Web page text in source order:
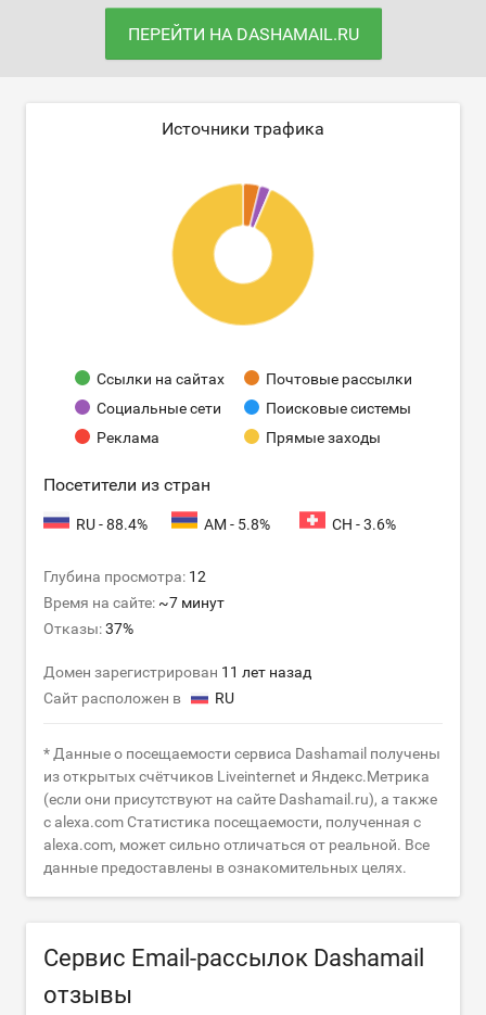
ПЕРЕЙТИ НА DASHAMAIL.RU
Источники трафика
Ссылки на сайтах
Почтовые рассылки
Социальные сети
Поисковые системы
Реклама
Прямые заходы
Посетители из стран
RU - 88.4% AM - 5.8% CH - 3.6%
Глубина просмотра: 12
Время на сайте: ~7 минут
Отказы:37%
Домен зарегистрирован 11 лет назад
Сайт расположен в
RU
* Данные о посещаемости сервиса Dashamail получены
из открытых счётчиков Liveinternet и Яндекс.Метрика
(если они присутствуют на сайте Dashamail.ru), а также
с alexa.com Статистика посещаемости, полученная с
alexa.com, может сильно отличаться от реальной. Все
данные предоставлены в ознакомительных целях.
Сервис Email-рассылок Dashamail
отзывы